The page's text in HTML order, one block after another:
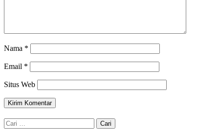
Nama *
Email *
Situs Web
Cari
untuk: